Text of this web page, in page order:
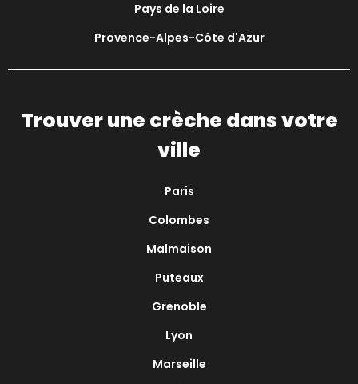
Pays de la Loire
Provence-Alpes-Côte d'Azur
Trouver une crèche dans votre
ville
Paris
Colombes
Malmaison
Puteaux
Grenoble
Lyon
Marseille